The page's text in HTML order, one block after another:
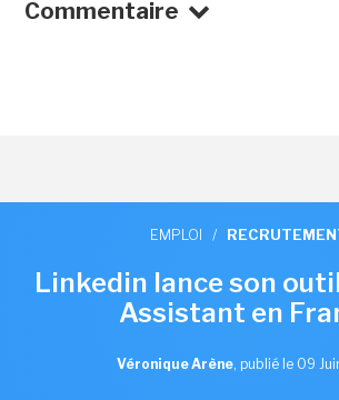
Commentaire
EMPLOI /
Linkedin lance son
Assistant en
Véronique Arène, publié le 09